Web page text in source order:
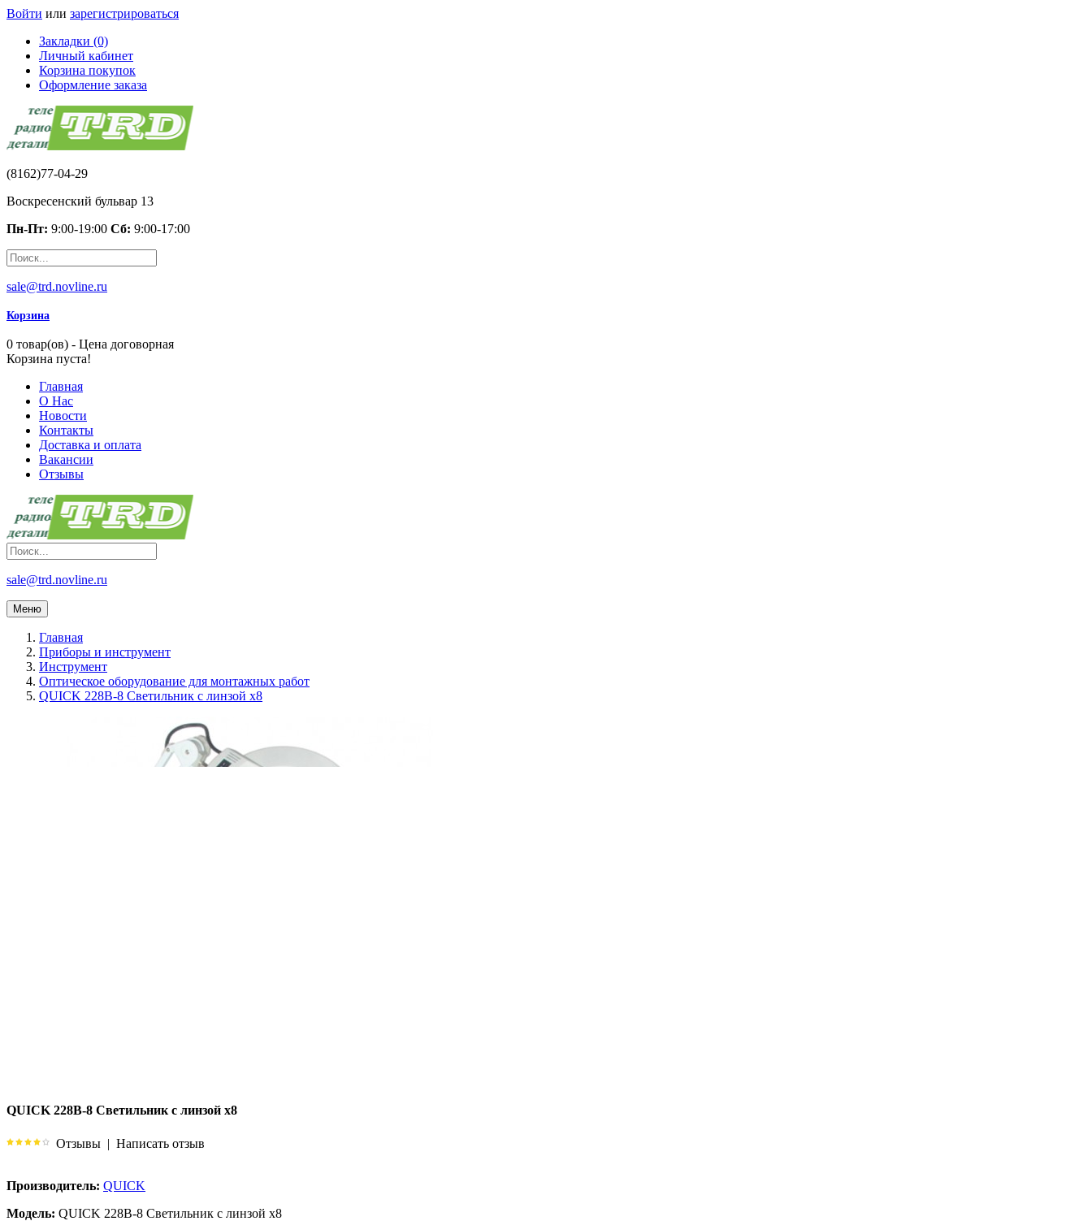
Войти или зарегистрироваться
Закладки (0)
Личный кабинет
Корзина покупок
Оформление заказа
(8162)77-04-29
Воскресенский бульвар 13
Пн-Пт: 9:00-19:00 Сб: 9:00-17:00
sale@trd.novline.ru
Корзина
0 товар(ов) - Цена договорная
Корзина пуста!
Главная
О Нас
Новости
Контакты
Доставка и оплата
Вакансии
Отзывы
sale@trd.novline.ru
Меню
Главная
Приборы и инструмент
Инструмент
Оптическое оборудование для монтажных работ
QUICK 228B-8 Светильник с линзой х8
QUICK 228B-8 Светильник с линзой х8
Отзывы | Написать отзыв
Производитель: QUICK
Модель: QUICK 228B-8 Светильник с линзой х8